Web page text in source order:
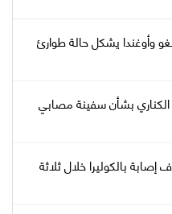
وأوغندا يشكل حالة طوارئ
بشأن سفينة مصابي
تسجل أكثر من 3 آلاف إصابة بالكوليرا خلال ثلاثة